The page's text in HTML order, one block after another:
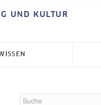
UND KULTUR